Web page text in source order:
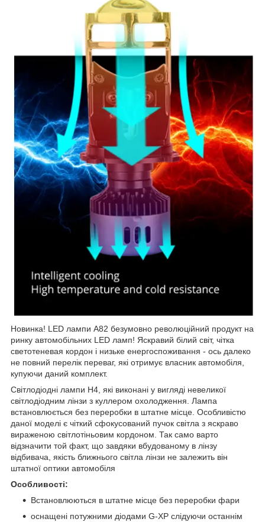
Новинка! LED лампи A82 безумовно революційний продукт на
ринку автомобільних LED ламп! Яскравий білий світ, чітка
светотеневая кордон і низьке енергоспоживання - ось далеко
не повний перелік переваг, які отримує власник автомобіля,
купуючи даний комплект.
Світлодіодні лампи H4, які виконані у вигляді невеликої
світлодіодним лінзи з куллером охолодження. Лампа
встановлюється без переробки в штатне місце. Особливістю
даної моделі є чіткий сфокусований пучок світла з яскраво
вираженою світлотіньовим кордоном. Так само варто
відзначити той факт, що завдяки вбудованому в лінзу
відбивача, якість ближнього світла лінзи не залежить він
штатної оптики автомобіля
Особливості:
Встановлюються в штатне місце без переробки фари
оснащені потужними діодами G-XP слідуючи останнім